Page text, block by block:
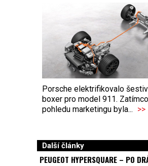
Porsche elektrifikovalo
boxer pro model 911.
pohledu marketingu byla... >>
Další články
PEUGEOT HYPERSQUARE – PO